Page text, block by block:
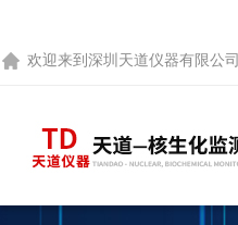
欢迎来到 深圳天道仪器有限公司